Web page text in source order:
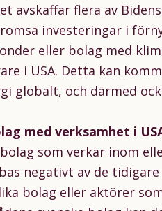
avskaffar flera av
investeringar i
eller bolag med
i USA. Detta kan
globalt, och därmed
med verksamhet i
bolag som verkar inom
negativt av de
bolag eller aktörer